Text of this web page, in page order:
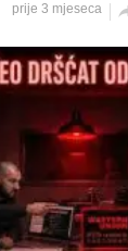
prije 3 mjeseca